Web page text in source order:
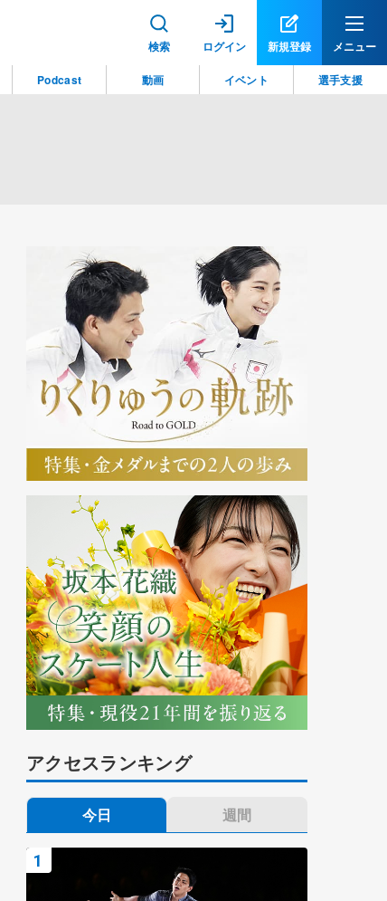
検索 ログイン 新規登録 メニュー
アクセスランキング
今日 週間
Podcast 動画 イベント 選手支援